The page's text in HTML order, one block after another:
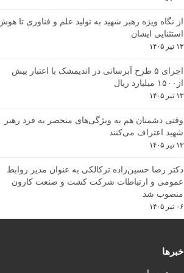
از نگاه ویژه رهبر شهید به تولید علم و فناوری تا
استثنایی ایشان
۱۳ تیر ۱۴۰۵
اجرای ۵ طرح آبرسانی در اندیمشک با اعتبار بیش
از۱۵۰۰ میلیارد ریال
۱۳ تیر ۱۴۰۵
وقتی دشمنان هم به ویژگی‌های منحصر به فرد رهبر
شهید اعتراف می‌کنند
۱۳ تیر ۱۴۰۵
دکتر رضا حسین‌زاده ترکالکی به عنوان مدیر روابط
عمومی و ارتباطات شرکت کشت و صنعت کارون
منصوب شد
۰۶ تیر ۱۴۰۵
خبرها